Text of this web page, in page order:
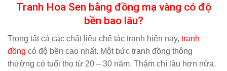
Tranh Hoa Sen bằng đồng mạ vàng có độ
bền bao lâu?
Trong tất cả các chất liệu chế tác tranh hiện nay, tranh
đồng có độ bền cao nhất. Một bức tranh đồng thông
thường có tuổi thọ từ 20 – 30 năm. Thậm chí lâu hơn nữa.